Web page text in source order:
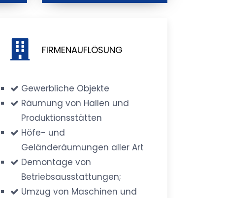
FIRMENAUFLÖSUNG
Gewerbliche Objekte
Räumung von Hallen und
Produktionsstätten
Höfe- und
Geländeräumungen aller Art
Demontage von
Betriebsausstattungen;
Umzug von Maschinen und